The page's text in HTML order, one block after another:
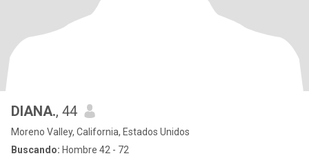
DIANA., 44
Moreno Valley, California, Estados Unidos
Buscando: Hombre 42 - 72